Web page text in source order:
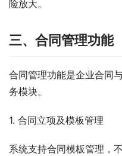
险放大。
三、合同管理功能
合同管理功能是企业合同
务模块。
1. 合同立项及模板管理
系统支持合同模板管理，